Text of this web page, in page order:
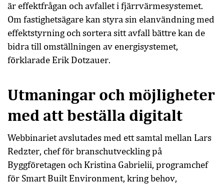
är effektfrågan och avfallet i fjärrvärmesystemet.
Om fastighetsägare kan styra sin elanvändning med
effektstyrning och sortera sitt avfall bättre kan de
bidra till omställningen av energisystemet,
förklarade Erik Dotzauer.
Utmaningar och möjligheter
med att beställa digitalt
Webbinariet avslutades med ett samtal mellan Lars
Redzter, chef för branschutveckling på
Byggföretagen och Kristina Gabrielii, programchef
för Smart Built Environment, kring behov,